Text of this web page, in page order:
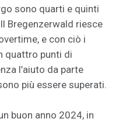
sono quarti e quinti
Bregenzerwald riesce
e con ciò i
quattro punti di
l’aiuto da parte
più essere superati.
buon anno 2024, in